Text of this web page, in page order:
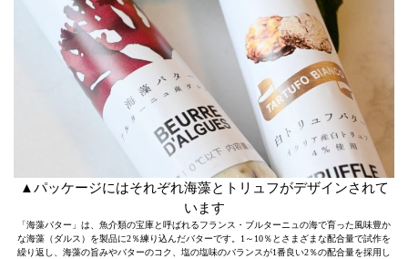
▲パッケージにはそれぞれ海藻とトリュフがデザインされて
います
「海藻バター」は、魚介類の宝庫と呼ばれるフランス・ブルターニュの海で育った風味豊か
な海藻（ダルス）を製品に2％練り込んだバターです。1～10％とさまざまな配合量で試作を
繰り返し、海藻の旨みやバターのコク、塩の塩味のバランスが1番良い2％の配合量を採用し